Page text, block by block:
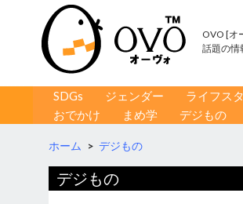
OVO [オ
話題の情
コンテンツへ移動
SDGs ジェンダー ライフス
おでかけ
まめ学 デジもの
ホーム > デジもの
デジもの